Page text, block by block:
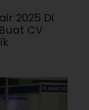
2025 Di
CV